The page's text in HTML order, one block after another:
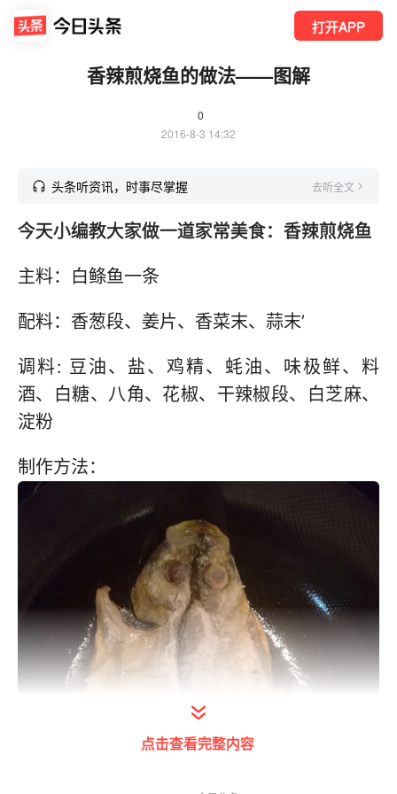
打开APP
香辣煎烧鱼的做法——图解
0
2016-8-3 14:32
头条听资讯，时事尽掌握 去听全文
今天小编教大家做一道家常美食：香辣煎烧鱼
主料：白鲦鱼一条
配料：香葱段、姜片、香菜末、蒜末’
调料: 豆油、盐、鸡精、蚝油、味极鲜、料
酒、白糖、八角、花椒、干辣椒段、白芝麻、
淀粉
制作方法：
点击查看完整内容